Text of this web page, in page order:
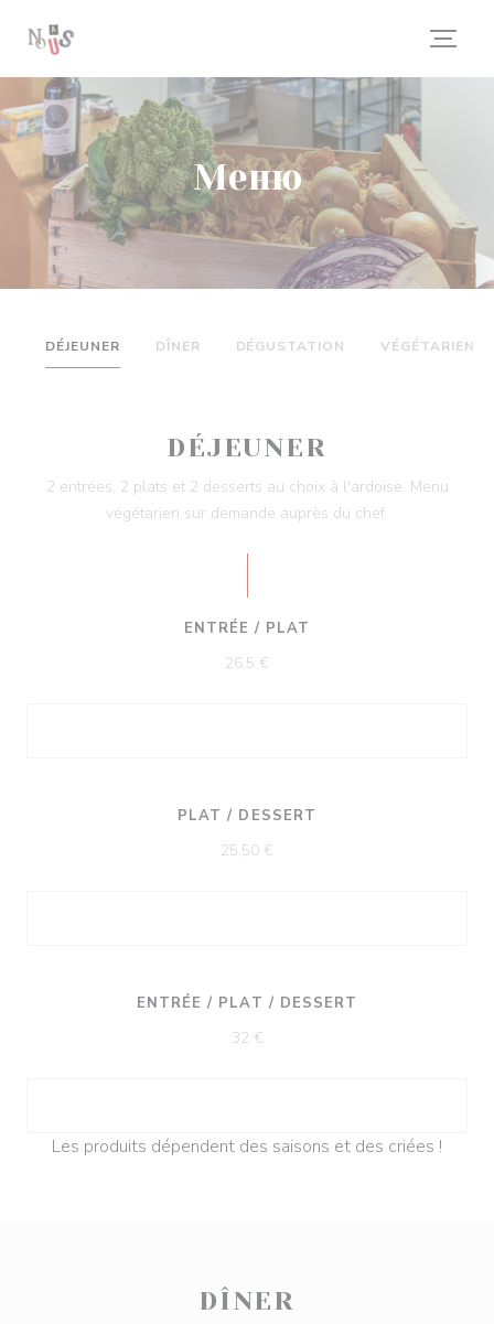
Меню
DÉJEUNER DÎNER DÉGUSTATION VÉGÉTARIEN
DÉJEUNER
2 entrées, 2 plats et 2 desserts au choix à l'ardoise. Menu
végétarien sur demande auprès du chef.
ENTRÉE / PLAT
26,5 €
PLAT / DESSERT
25,50 €
ENTRÉE / PLAT / DESSERT
32 €
Les produits dépendent des saisons et des criées !
DÎNER